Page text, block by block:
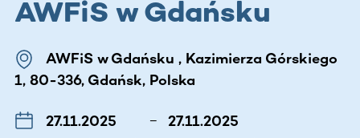
AWFiS w Gdańsku
AWFiS w Gdańsku , Kazimierza Górskiego
1, 80-336, Gdańsk, Polska
27.11.2025 – 27.11.2025